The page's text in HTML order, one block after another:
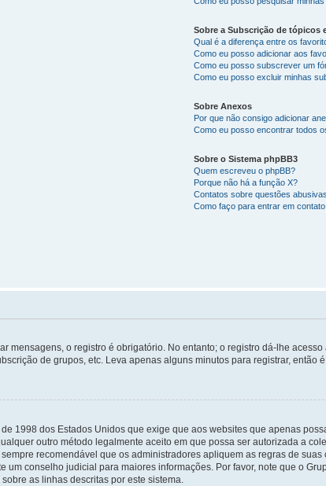
Sobre a Subscrição de tópicos
Qual é a diferença entre os
Como eu posso adicionar aos
Como eu posso subscrever um
Como eu posso excluir minhas
Sobre Anexos
Por que não consigo adicionar
Como eu posso encontrar todos
Sobre o Sistema phpBB3
Quem escreveu o phpBB?
Porque não há a função X?
Contatos sobre questões
Como faço para entrar em
mensagens, o registro é obrigatório. No entanto; o registro dá-lhe
de grupos, etc. Leva apenas alguns minutos para registrar, então
1998 dos Estados Unidos que exige que aos websites que apenas
outro método legalmente aceito em que possa ser autorizada a
recomendável que os administradores apliquem as regras de
um conselho judicial para maiores informações. Por favor, note que o
as linhas descritas por este sistema.